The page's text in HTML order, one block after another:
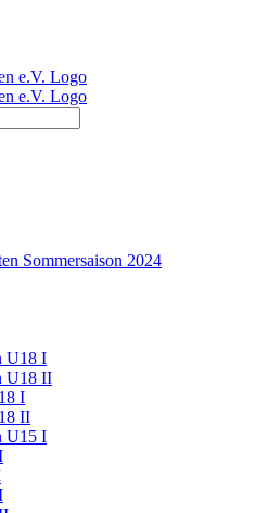
Sommersaison 2024
U18 I
U18 II
I
II
U15 I